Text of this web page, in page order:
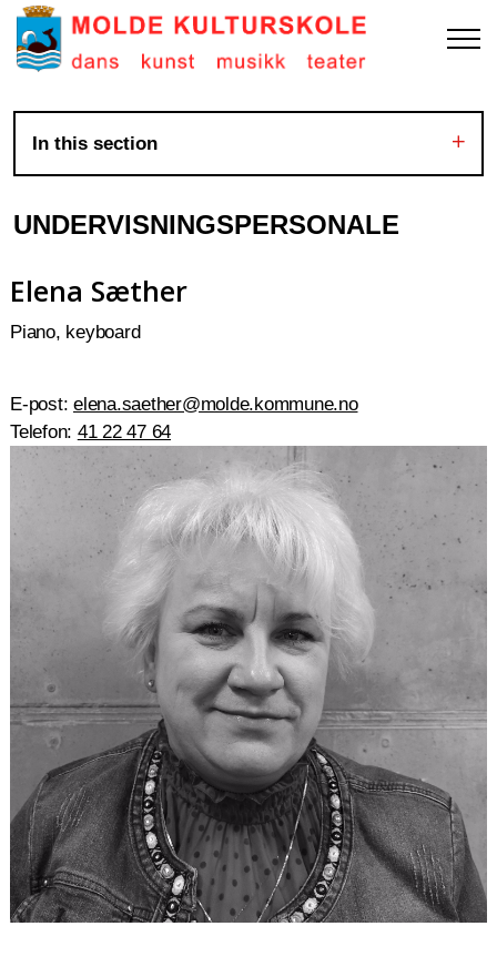
In this section
UNDERVISNINGSPERSONALE
Elena Sæther
Piano, keyboard
E-post: elena.saether@molde.kommune.no
Telefon: 41 22 47 64